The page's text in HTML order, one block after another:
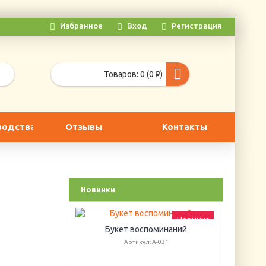
Избранное Вход Регистрация
Товаров: 0 (0 ₽)
Отзывы Контакты
Новинки
Новинка
Букет воспоминаний
Артикул: А-031